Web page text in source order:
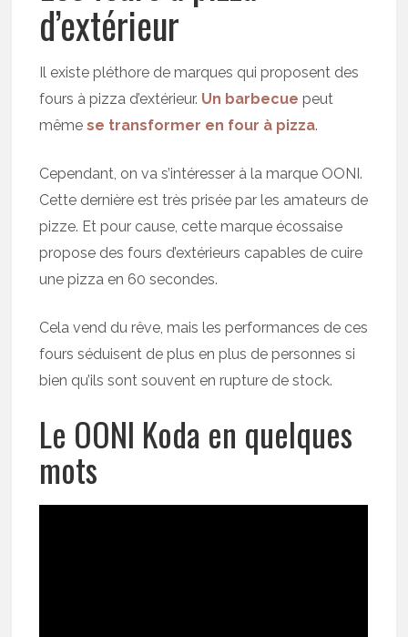
d’extérieur
Il existe pléthore de marques qui proposent des
fours à pizza d’extérieur. Un barbecue peut
mêmese transformer en four à pizza.
Cependant, on va s’intéresser à la marque OONI.
Cette dernière est très prisée par les amateurs de
pizze. Et pour cause, cette marque écossaise
propose des fours d’extérieurs capables de cuire
une pizza en 60 secondes.
Cela vend du rêve, mais les performances de ces
fours séduisent de plus en plus de personnes si
bien qu’ils sont souvent en rupture de stock.
Le OONI Koda en quelques
mots